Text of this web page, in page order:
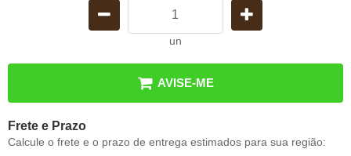
un
AVISE-ME
Frete e Prazo
Calcule o frete e o prazo de entrega estimados para sua região: